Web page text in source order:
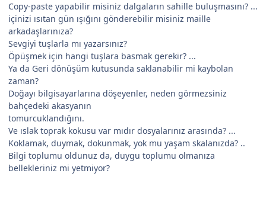
Copy-paste yapabilir misiniz dalgaların sahille buluşmasını? ...
içinizi ısıtan gün ışığını gönderebilir misiniz maille
arkadaşlarınıza?
Sevgiyi tuşlarla mı yazarsınız?
Öpüşmek için hangi tuşlara basmak gerekir? ...
Ya da Geri dönüşüm kutusunda saklanabilir mi kaybolan
zaman?
Doğayı bilgisayarlarına döşeyenler, neden görmezsiniz
bahçedeki akasyanın
tomurcuklandığını.
Ve ıslak toprak kokusu var mıdır dosyalarınız arasında? ...
Koklamak, duymak, dokunmak, yok mu yaşam skalanızda? ..
Bilgi toplumu oldunuz da, duygu toplumu olmanıza
bellekleriniz mi yetmiyor?